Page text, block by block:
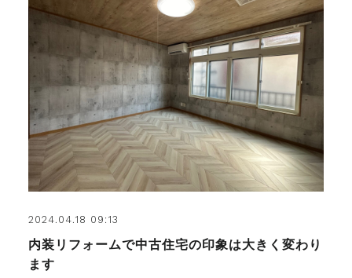
2024.04.18 09:13
内装リフォームで中古住宅の印象は大きく変わり
ます